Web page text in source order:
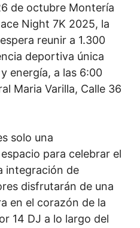
de octubre Montería
Night 7K 2025, la
reunir a 1.300
deportiva única
energía, a las 6:00
Maria Varilla, Calle 36
solo una
para celebrar el
integración de
disfrutarán de una
en el corazón de la
14 DJ a lo largo del